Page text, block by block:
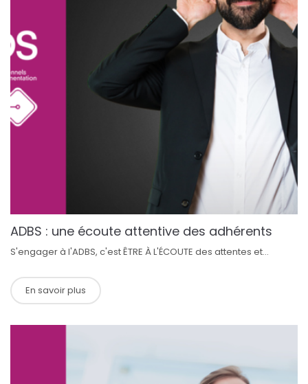
ADBS : une écoute attentive des adhérents
S'engager à l'ADBS, c'est ÊTRE À L'ÉCOUTE des attentes et...
En savoir plus